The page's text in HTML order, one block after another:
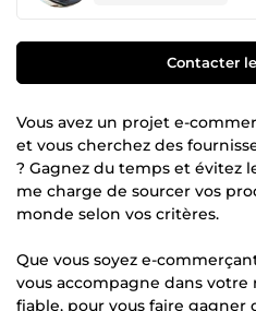
Contacter
Vous avez un projet e-
et vous cherchez des
? Gagnez du temps et évitez
me charge de sourcer vos
monde selon vos critères.
Que vous soyez e-
vous accompagne dans
fiable, pour vous faire gagner